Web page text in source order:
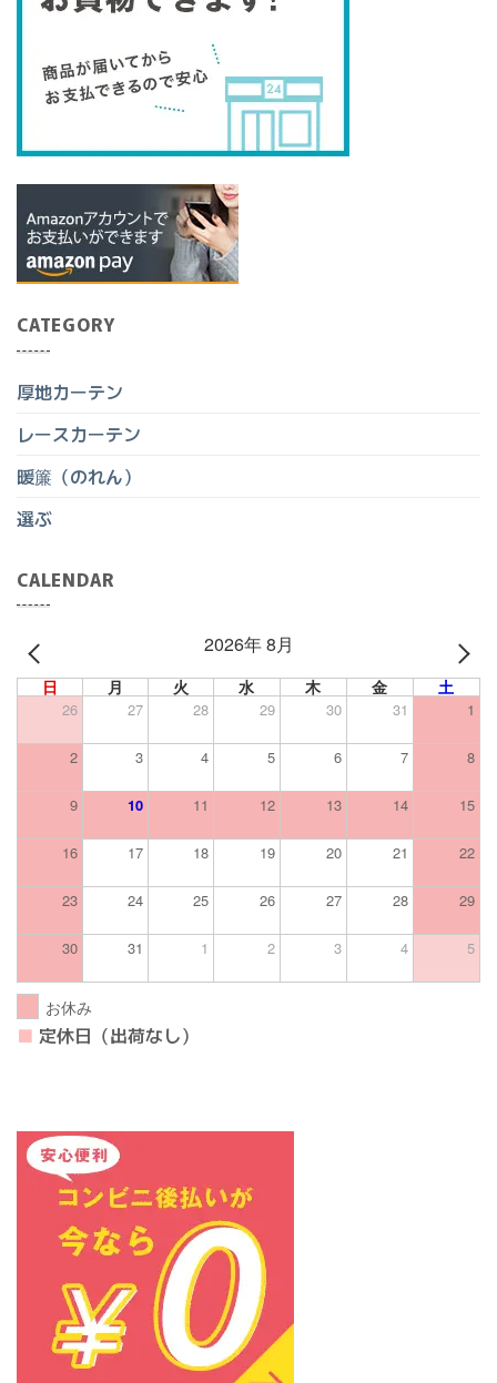
CATEGORY
厚地カーテン
レースカーテン
暖簾（のれん）
選ぶ
CALENDAR
2026年 8月
日 月 火 水 木 金 土
26 27 28 29 30 31 1
2 3 4 5 6 7 8
9 10 11 12 13 14 15
16 17 18 19 20 21 22
23 24 25 26 27 28 29
30 31 1 2 3 4 5
お休み
■ 定休日（出荷なし）